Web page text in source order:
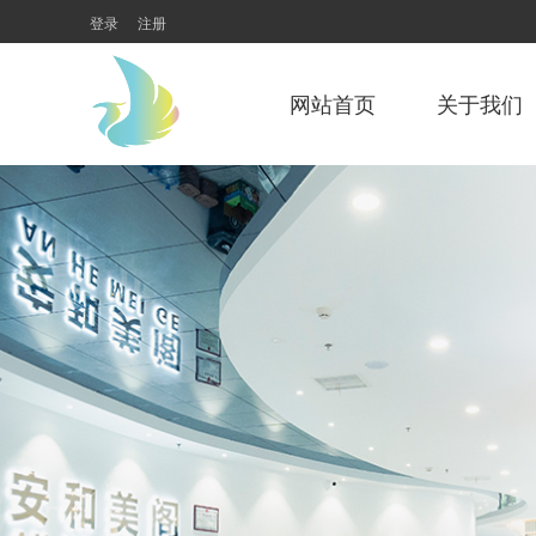
登录 注册
网站首页 关于我们